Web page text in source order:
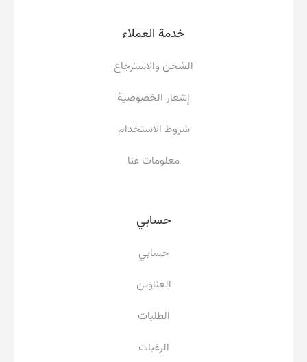
خدمة العملاء
الشحن والاسترجاع
إشعار الخصوصية
شروط الاستخدام
معلومات عنا
حسابي
حسابي
العناوين
الطلبات
الرغبات